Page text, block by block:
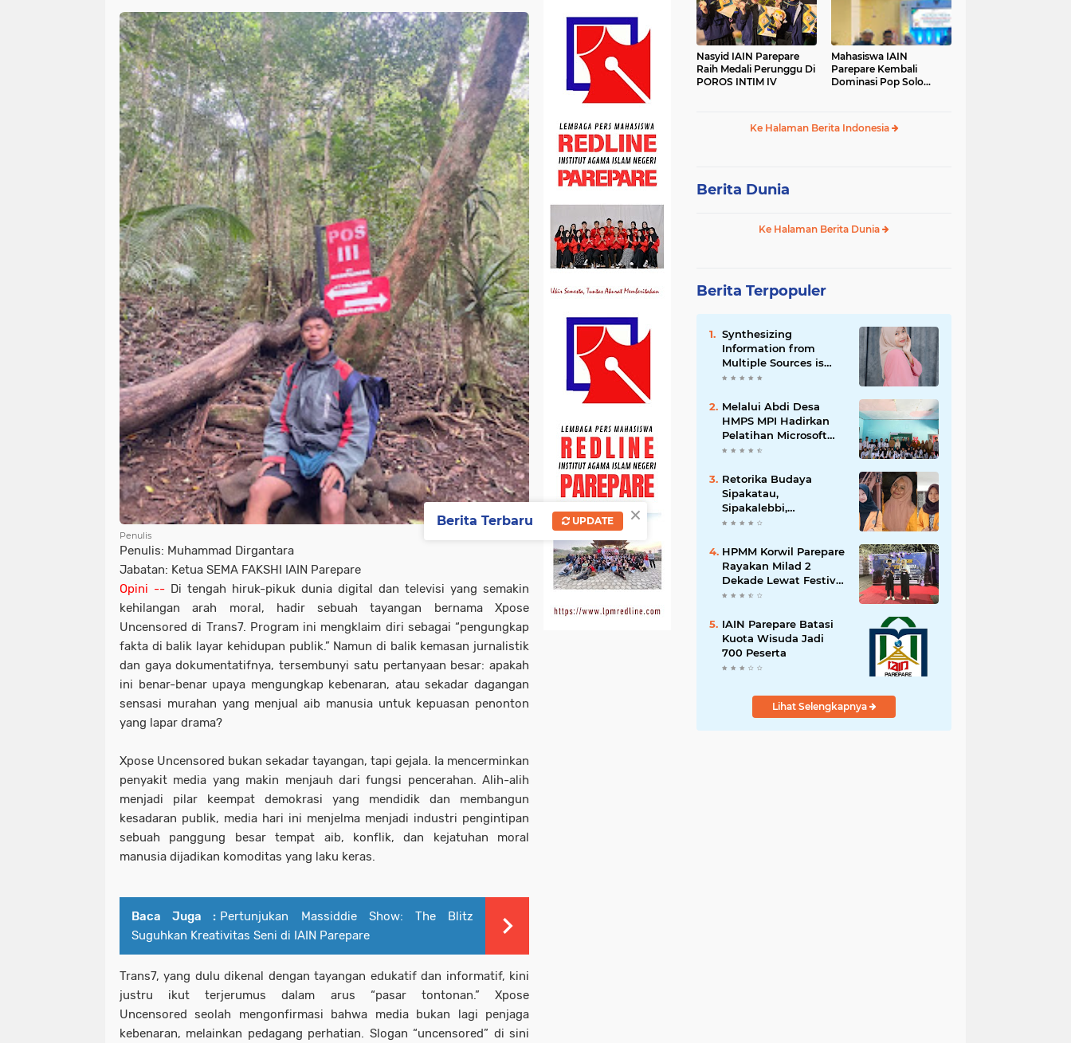
Penulis
Penulis: Muhammad Dirgantara
Jabatan: Ketua SEMA FAKSHI IAIN Parepare
Opini -- Di tengah hiruk-pikuk dunia digital dan televisi yang semakin
kehilangan arah moral, hadir sebuah tayangan bernama Xpose
Uncensored di Trans7. Program ini mengklaim diri sebagai “pengungkap
fakta di balik layar kehidupan publik.” Namun di balik kemasan jurnalistik
dan gaya dokumentatifnya, tersembunyi satu pertanyaan besar: apakah
ini benar-benar upaya mengungkap kebenaran, atau sekadar dagangan
sensasi murahan yang menjual aib manusia untuk kepuasan penonton
yang lapar drama?
Xpose Uncensored bukan sekadar tayangan, tapi gejala. Ia mencerminkan
penyakit media yang makin menjauh dari fungsi pencerahan. Alih-alih
menjadi pilar keempat demokrasi yang mendidik dan membangun
kesadaran publik, media hari ini menjelma menjadi industri pengintipan
sebuah panggung besar tempat aib, konflik, dan kejatuhan moral
manusia dijadikan komoditas yang laku keras.
Baca Juga : Pertunjukan Massiddie Show: The Blitz
Suguhkan Kreativitas Seni di IAIN Parepare
Trans7, yang dulu dikenal dengan tayangan edukatif dan informatif, kini
justru ikut terjerumus dalam arus “pasar tontonan.” Xpose
Uncensored seolah mengonfirmasi bahwa media bukan lagi penjaga
kebenaran, melainkan pedagang perhatian. Slogan “uncensored” di sini
Nasyid IAIN Parepare
Raih Medali Perunggu Di
POROS INTIM IV
Mahasiswa IAIN
Parepare Kembali
Dominasi Pop Solo
Ke Halaman Berita Indonesia
Berita Dunia
Ke Halaman Berita Dunia
Berita Terpopuler
Synthesizing
Information from
Multiple Sources is
Important
Melalui Abdi Desa
HMPS MPI Hadirkan
Pelatihan Microsoft
Office
Retorika Budaya
Sipakatau,
Sipakalebbi,
Sipakainge yang
Suku Bugis
HPMM Korwil Parepare
Rayakan Milad 2
Dekade Lewat Festival
Budaya
IAIN Parepare Batasi
Kuota Wisuda Jadi
700 Peserta
Lihat Selengkapnya
×
Berita Terbaru UPDATE